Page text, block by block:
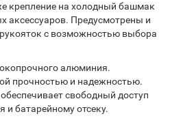
крепление на холодный башмак
аксессуаров. Предусмотрены и
с возможностью выбора
алюминия.
прочностью и надежностью.
свободный доступ
и батарейному отсеку.